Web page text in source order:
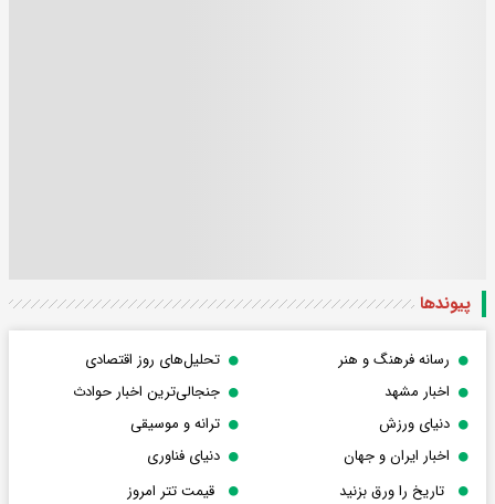
پیوندها
رسانه فرهنگ و هنر
تحلیل‌های روز اقتصادی
اخبار مشهد
جنجالی‌ترین اخبار حوادث
دنیای ورزش
ترانه و موسیقی
اخبار ایران و جهان
دنیای فناوری
تاریخ را ورق بزنید
قیمت تتر امروز